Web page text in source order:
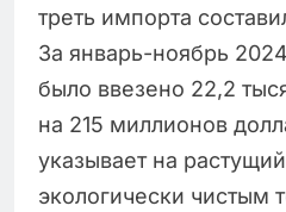
треть импорта
За январь-ноябрь
было ввезено 22,2
на 215 миллионов
указывает на
экологически чистым